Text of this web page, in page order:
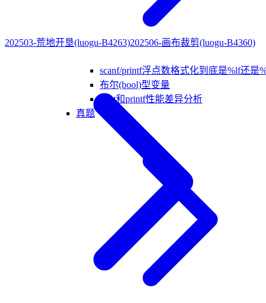
scanf/printf浮点数格式化到底是%lf还是
布尔(bool)型变量
cout和printf性能差异分析
真题
202503-荒地开垦(luogu-B4263)202506-画布裁剪(luogu-B4360)